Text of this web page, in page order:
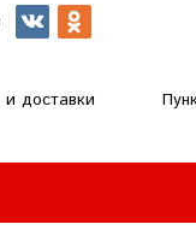
доставки